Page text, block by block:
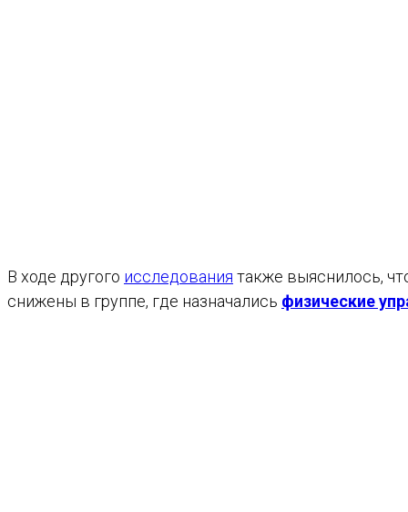
В ходе другого исследования также выяснилось,
снижены в группе, где назначались физические